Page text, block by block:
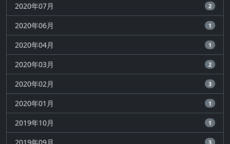
2020年07月 2
2020年06月 1
2020年04月 1
2020年03月 2
2020年02月 3
2020年01月 1
2019年10月 1
3